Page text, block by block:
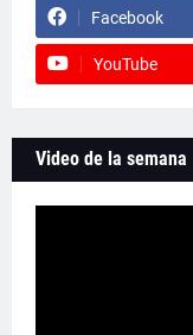
Facebook
YouTube
Video de la semana